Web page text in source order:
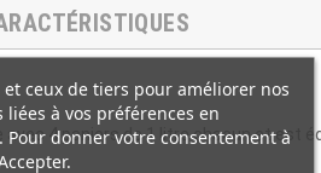
4 paniers de 1 litre chacun et est
ceux de tiers pour améliorer nos
à vos préférences en
donner votre consentement à